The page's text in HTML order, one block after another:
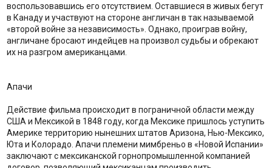
воспользовавшись его отсутствием. Оставшиеся в живых бегут
в Канаду и участвуют на стороне англичан в так называемой
«второй войне за независимость». Однако, проиграв войну,
англичане бросают индейцев на произвол судьбы и обрекают
их на разгром американцами.
Апачи
Действие фильма происходит в пограничной области между
США и Мексикой в 1848 году, когда Мексике пришлось уступить
Америке территорию нынешних штатов Аризона, Нью-Мексико,
Юта и Колорадо. Апачи племени мимбреньо в «Новой Испании»
заключают с мексиканской горнопромышленной компанией